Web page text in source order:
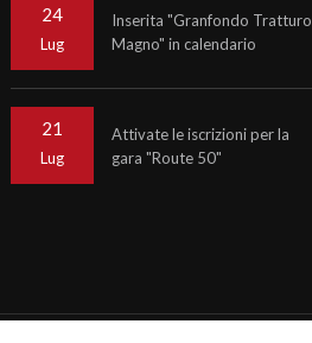
24
Lug
Inserita "Granfondo Tratturo
Magno" in calendario
21
Lug
Attivate le iscrizioni per la
gara "Route 50"